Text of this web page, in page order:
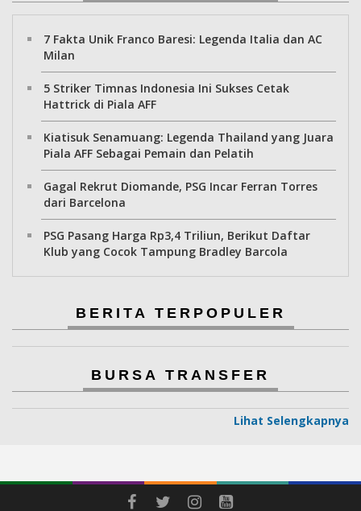
7 Fakta Unik Franco Baresi: Legenda Italia dan AC
Milan
5 Striker Timnas Indonesia Ini Sukses Cetak
Hattrick di Piala AFF
Kiatisuk Senamuang: Legenda Thailand yang Juara
Piala AFF Sebagai Pemain dan Pelatih
Gagal Rekrut Diomande, PSG Incar Ferran Torres
dari Barcelona
PSG Pasang Harga Rp3,4 Triliun, Berikut Daftar
Klub yang Cocok Tampung Bradley Barcola
BERITA TERPOPULER
BURSA TRANSFER
Lihat Selengkapnya